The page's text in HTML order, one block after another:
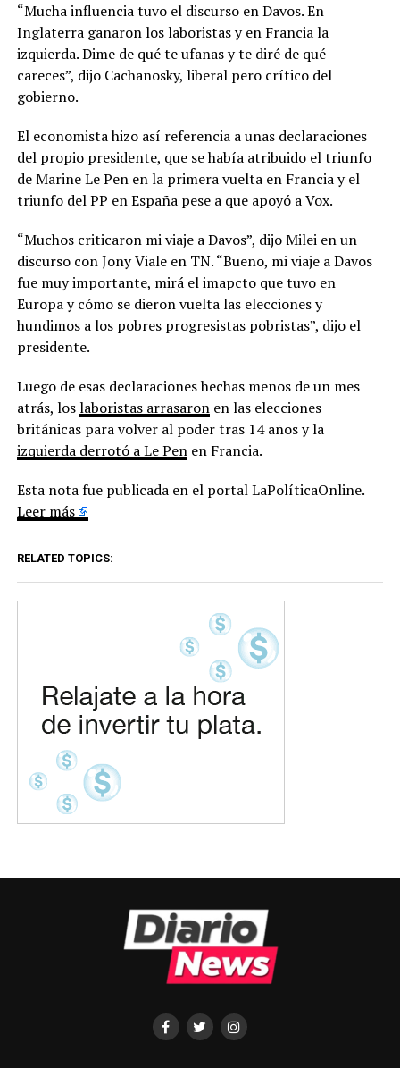
“Mucha influencia tuvo el discurso en Davos. En
Inglaterra ganaron los laboristas y en Francia la
izquierda. Dime de qué te ufanas y te diré de qué
careces”, dijo Cachanosky, liberal pero crítico del
gobierno.
El economista hizo así referencia a unas declaraciones
del propio presidente, que se había atribuido el triunfo
de Marine Le Pen en la primera vuelta en Francia y el
triunfo del PP en España pese a que apoyó a Vox.
“Muchos criticaron mi viaje a Davos”, dijo Milei en un
discurso con Jony Viale en TN. “Bueno, mi viaje a Davos
fue muy importante, mirá el imapcto que tuvo en
Europa y cómo se dieron vuelta las elecciones y
hundimos a los pobres progresistas pobristas”, dijo el
presidente.
Luego de esas declaraciones hechas menos de un mes
atrás, loslaboristas arrasaronen las elecciones
británicas para volver al poder tras 14 años y la
izquierda derrotó a Le Penen Francia.
Esta nota fue publicada en el portal LaPolíticaOnline.
Leer más
RELATED TOPICS: